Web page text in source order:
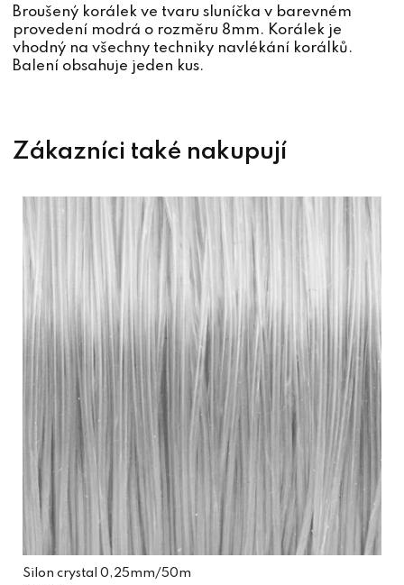
Broušený korálek ve tvaru sluníčka v barevném
provedení modrá o rozměru 8mm. Korálek je
vhodný na všechny techniky navlékání korálků.
Balení obsahuje jeden kus.
Silon crystal 0,25mm/50m